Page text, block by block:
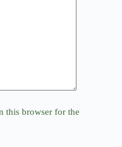
this browser for the